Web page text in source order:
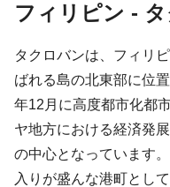
フィリピン -
タクロバンは、フィリ
ばれる島の北東部に位
年12月に高度都市化都
ヤ地方における経済発
の中心となっています
入りが盛んな港町とし